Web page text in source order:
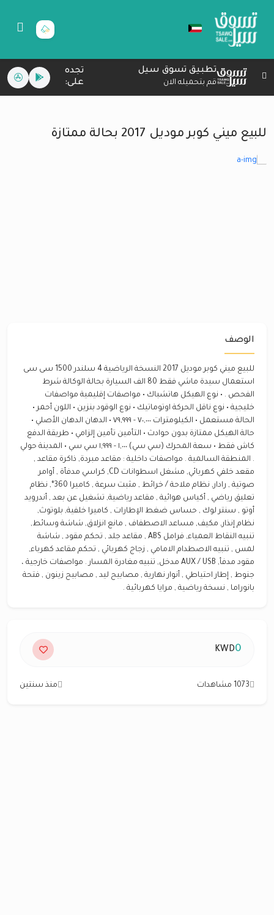
تطبيق تسوق سيل
قم بتحميله الان
تجده
على:
للبيع ميني كوبر موديل 2017 بحالة ممتازة
الوصف
للبيع ميني كوبر موديل 2017 النسخة الرياضية 4 سلندر 1500 سى سى
استعمال سيدة ماشي فقط 80 الف السيارة بحالة الوكالة شرط
الفحص . • نوع الهيكل هاتشباك • مواصفات إقليمية مواصفات
خليجية • نوع ناقل الحركة اوتوماتيك • نوع الوقود بنزين • اللون أحمر •
الحالة مستعمل • الكيلومترات ٧٠,٠٠٠ - ٧٩,٩٩٩ • الدهان الدهان الأصلي •
حالة الهيكل ممتازة بدون حوادث • التأمين تأمين إلزامي • طريقة الدفع
كاش فقط • سعة المحرك (سي سي) ١,٠٠٠ - ١,٩٩٩ سي سي • المدينة حولي
. المنطقة السالمية . مواصفات داخلية : مقاعد مبردة, ذاكرة مقاعد ,
مقعد خلفي كهربائي, مشغل اسطوانات CD, كراسي مدفأة , أوامر
صوتية , رادار, نظام ملاحة / خرائط , مثبت سرعة , كاميرا 360°, نظام
تعليق رياضي , أكياس هوائية , مقاعد رياضية, تشغيل عن بعد , أندرويد
أوتو , سنتر لوك , حساس ضغط الإطارات , كاميرا خلفية, بلوتوث,
نظام إنذار, مكيف, مساعد الاصطفاف , مانع انزلاق, شاشة وسائط,
تنبيه النقاط العمياء, فرامل ABS , مقاعد جلد , تحكم مقود , شاشة
لمس , تنبيه الاصطدام الامامي , زجاج كهربائي , تحكم مقاعد كهرباء,
مقود مدفأ, AUX / USB مدخل, تنبيه مغادرة المسار . مواصفات خارجية ،
جنوط , إطار احتياطي , أنوار نهارية , مصابيح ليد , مصابيح زينون , فتحة
بانوراما , نسخة رياضية , مرايا كهربائية .
0
KWD
1073 مشاهدات منذ سنتين